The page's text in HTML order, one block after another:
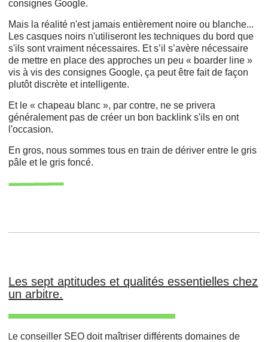
consignes Google.
Mais la réalité n'est jamais entièrement noire ou blanche...
Les casques noirs n'utiliseront les techniques du bord que
s'ils sont vraiment nécessaires. Et s’il s’avère nécessaire
de mettre en place des approches un peu « boarder line »
vis à vis des consignes Google, ça peut être fait de façon
plutôt discrète et intelligente.
Et le « chapeau blanc », par contre, ne se privera
généralement pas de créer un bon backlink s'ils en ont
l'occasion.
En gros, nous sommes tous en train de dériver entre le gris
pâle et le gris foncé.
Les sept aptitudes et qualités essentielles chez
un arbitre.
Le conseiller SEO doit maîtriser différents domaines de